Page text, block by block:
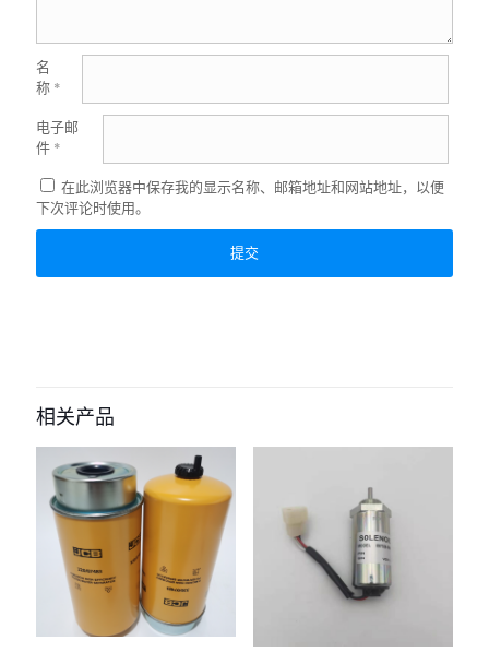
名
称 *
电子邮
件 *
在此浏览器中保存我的显示名称、邮箱地址和网站地址，以便
下次评论时使用。
相关产品